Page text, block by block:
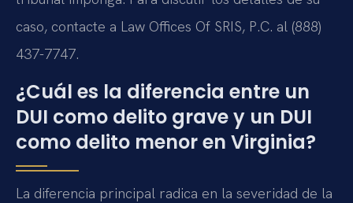
caso, contacte a Law Offices Of SRIS, P.C. al (888)
437-7747.
¿Cuál es la diferencia entre un
DUI como delito grave y un DUI
como delito menor en Virginia?
La diferencia principal radica en la severidad de la